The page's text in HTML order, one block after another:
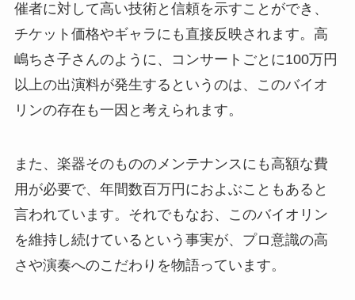
催者に対して高い技術と信頼を示すことができ、
チケット価格やギャラにも直接反映されます。高
嶋ちさ子さんのように、コンサートごとに100万円
以上の出演料が発生するというのは、このバイオ
リンの存在も一因と考えられます。
また、楽器そのもののメンテナンスにも高額な費
用が必要で、年間数百万円におよぶこともあると
言われています。それでもなお、このバイオリン
を維持し続けているという事実が、プロ意識の高
さや演奏へのこだわりを物語っています。